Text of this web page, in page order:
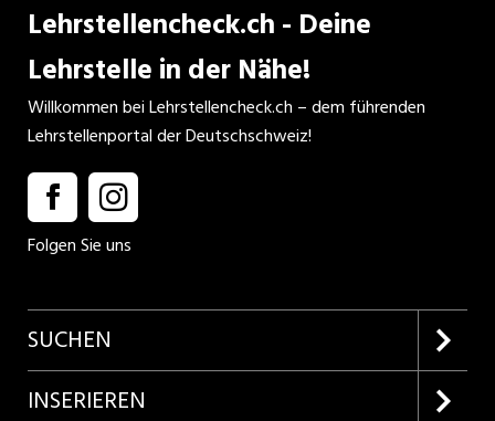
Lehrstellencheck.ch - Deine
Lehrstelle in der Nähe!
Willkommen bei Lehrstellencheck.ch – dem führenden
Lehrstellenportal der Deutschschweiz!
Folgen Sie uns
SUCHEN
Firmenprofile entdecken
INSERIEREN